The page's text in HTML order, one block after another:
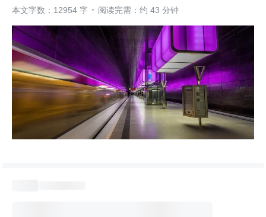
本文字数：12954 字
阅读完需：约 43 分钟